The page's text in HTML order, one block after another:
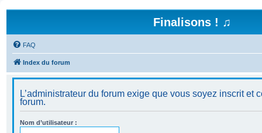
Finalisons ! ♫
FAQ
Index du forum
L’administrateur du forum exige que vous soyez inscrit et
forum.
Nom d’utilisateur :